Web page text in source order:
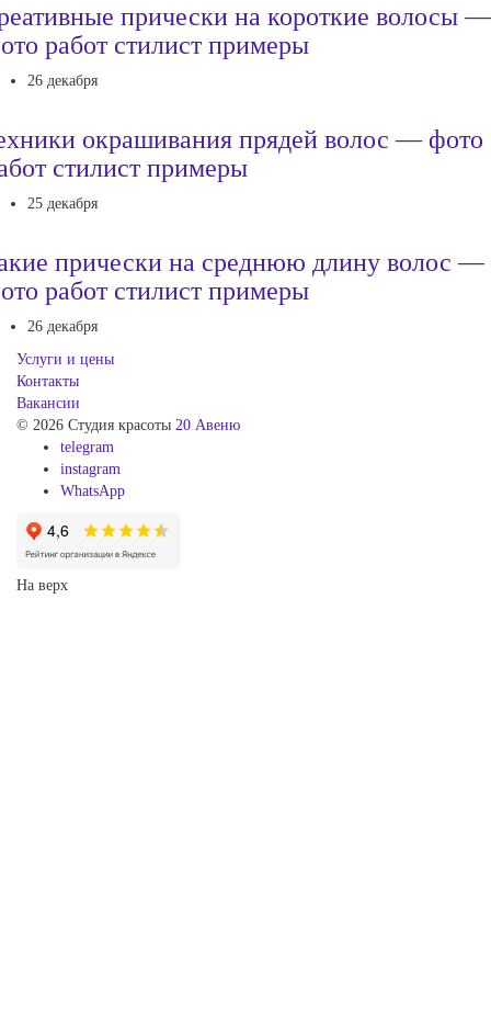
прически на короткие волосы —
работ стилист примеры
26 декабря
окрашивания прядей волос — фото
стилист примеры
25 декабря
прически на среднюю длину волос —
работ стилист примеры
26 декабря
Услуги и цены
Контакты
Вакансии
© 2026 Студия красоты 20 Авеню
telegram
instagram
WhatsApp
На верх